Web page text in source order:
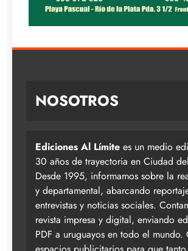
NOSOTROS
Ediciones Al Límite es un medio
30 años de trayectoria en Ciudad
Desde 1995, informamos sobre la
y departamental, abarcando
entrevistas y noticias sociales.
revista impresa y digital, enviando
PDF a uruguayos en todo el mundo.